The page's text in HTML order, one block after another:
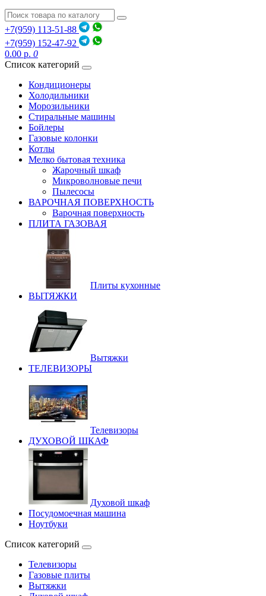
+7(959) 113-51-88
+7(959) 152-47-92
0.00 р. 0
Список категорий
Кондиционеры
Холодильники
Морозильники
Стиральные машины
Бойлеры
Газовые колонки
Котлы
Мелко бытовая техника
Жарочный шкаф
Микроволновые печи
Пылесосы
ВАРОЧНАЯ ПОВЕРХНОСТЬ
Варочная поверхность
ПЛИТА ГАЗОВАЯ
Плиты кухонные
ВЫТЯЖКИ
Вытяжки
ТЕЛЕВИЗОРЫ
Телевизоры
ДУХОВОЙ ШКАФ
Духовой шкаф
Посудомоечная машина
Ноутбуки
Список категорий
Телевизоры
Газовые плиты
Вытяжки